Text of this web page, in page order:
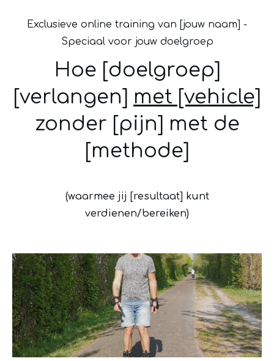
Exclusieve online training van [jouw naam] -
Speciaal voor jouw doelgroep
Hoe [doelgroep]
[verlangen] met [vehicle]
zonder [pijn] met de
[methode]
(waarmee jij [resultaat] kunt
verdienen/bereiken)